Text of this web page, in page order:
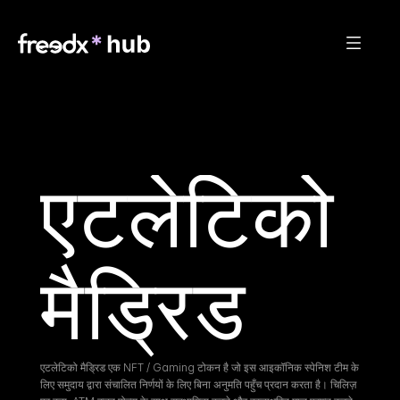
एटलेटिको
मैड्रिड
एटलेटिको मैड्रिड एक NFT / Gaming टोकन है जो इस आइकॉनिक स्पेनिश टीम के
लिए समुदाय द्वारा संचालित निर्णयों के लिए बिना अनुमति पहुँच प्रदान करता है। चिलिज़